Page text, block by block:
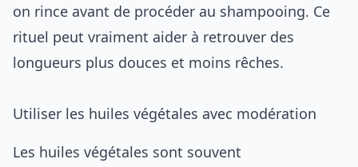
on rince avant de procéder au shampooing. Ce
rituel peut vraiment aider à retrouver des
longueurs plus douces et moins rêches.
Utiliser les huiles végétales avec modération
Les huiles végétales sont souvent